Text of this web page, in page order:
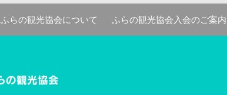
ふらの観光協会について ふらの観光協会入会のご案内